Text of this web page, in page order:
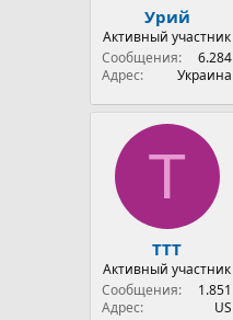
Урий
Активный участник
Сообщения
6.284
Адрес
Украина
T
TTT
Активный участник
Сообщения
1.851
Адрес
US